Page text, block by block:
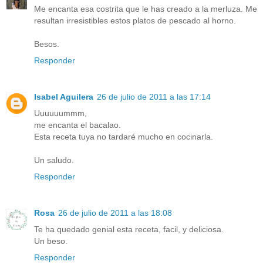
Me encanta esa costrita que le has creado a la merluza. Me
resultan irresistibles estos platos de pescado al horno.
Besos.
Responder
Isabel Aguilera 26 de julio de 2011 a las 17:14
Uuuuuummm,
me encanta el bacalao.
Esta receta tuya no tardaré mucho en cocinarla.
Un saludo.
Responder
Rosa 26 de julio de 2011 a las 18:08
Te ha quedado genial esta receta, facil, y deliciosa.
Un beso.
Responder